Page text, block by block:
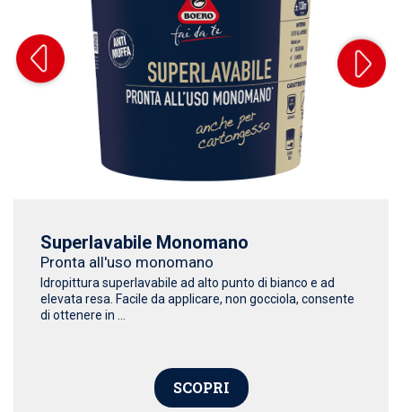
Superlavabile Monomano
Pronta all'uso monomano
Idropittura superlavabile ad alto punto di bianco e ad
elevata resa. Facile da applicare, non gocciola, consente
di ottenere in ...
SCOPRI